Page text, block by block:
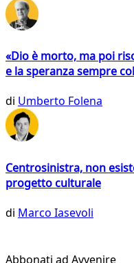
«Dio è morto, ma poi
e la speranza sempre
di Umberto Folena
Centrosinistra, non
progetto culturale
di Marco Iasevoli
Abbonati ad Avvenire